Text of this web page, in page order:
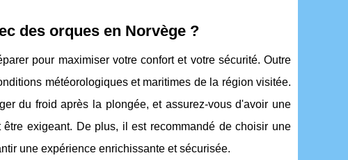
des orques en Norvège ?
pour maximiser votre confort et votre sécurité. Outre
météorologiques et maritimes de la région visitée.
du froid après la plongée, et assurez-vous d'avoir une
exigeant. De plus, il est recommandé de choisir une
une expérience enrichissante et sécurisée.